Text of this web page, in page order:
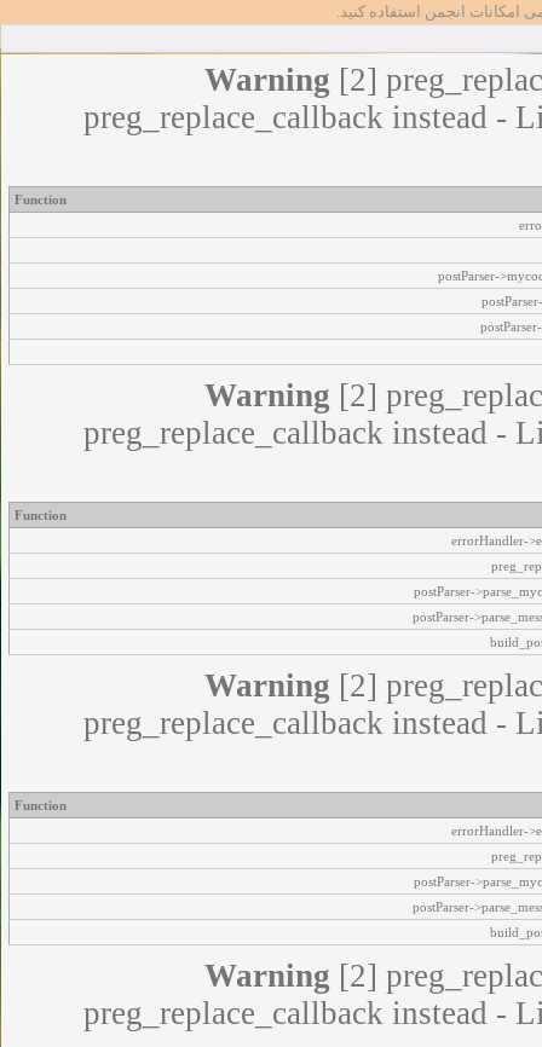
امکانات انجمن استفاده کنید.
Warning [2]
preg_replace_callback instead -
Function
postParser-
Warning [2]
preg_replace_callback instead -
Function
errorHandler-
postParser-
postParser-
Warning [2]
preg_replace_callback instead -
Function
errorHandler-
postParser-
postParser-
Warning [2]
preg_replace_callback instead -